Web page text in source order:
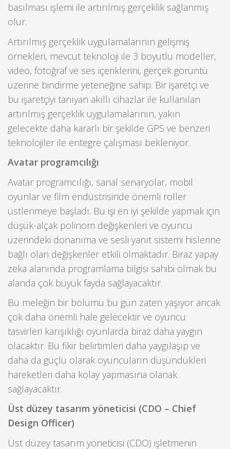
basılması işlemi ile artırılmış gerçeklik sağlanmış
olur.
Artırılmış gerçeklik uygulamalarının gelişmiş
örnekleri, mevcut teknoloji ile 3 boyutlu modeller,
video, fotoğraf ve ses içeriklerini, gerçek görüntü
üzerine bindirme yeteneğine sahip. Bir işaretçi ve
bu işaretçiyi tanıyan akıllı cihazlar ile kullanılan
artırılmış gerçeklik uygulamalarının, yakın
gelecekte daha kararlı bir şekilde GPS ve benzeri
teknolojiler ile entegre çalışması bekleniyor.
Avatar programcılığı
Avatar programcılığı, sanal senaryolar, mobil
oyunlar ve film endüstrisinde önemli roller
üstlenmeye başladı. Bu işi en iyi şekilde yapmak için
düşük-alçak polinom değişkenleri ve oyuncu
üzerindeki donanıma ve sesli yanıt sistemi hislerine
bağlı olan değişkenler etkili olmaktadır. Biraz yapay
zeka alanında programlama bilgisi sahibi olmak bu
alanda çok büyük fayda sağlayacaktır.
Bu meleğin bir bölümü bu gün zaten yaşıyor ancak
çok daha önemli hale gelecektir ve oyuncu
tasvirleri karışıklığı oyunlarda biraz daha yaygın
olacaktır. Bu fikir belirtimleri daha yaygılaşıp ve
daha da güçlü olarak oyuncuların düşündükleri
hareketleri daha kolay yapmasına olanak
sağlayacaktır.
Üst düzey tasarım yöneticisi (CDO – Chief
Design Officer)
Üst düzey tasarım yöneticisi (CDO) işletmenin